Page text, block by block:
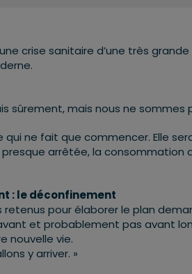
crise sanitaire d’une très
sûrement, mais nous ne sommes
ne fait que commencer. Elle
arrêtée, la consommation
: le déconfinement
pour élaborer le plan
et probablement pas avant
nouvelle vie.
y arriver. »